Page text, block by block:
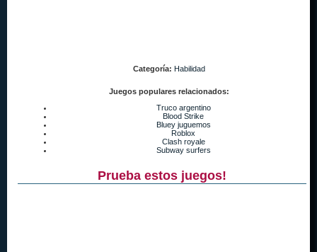
Categoría: Habilidad
Juegos populares relacionados:
Truco argentino
Blood Strike
Bluey juguemos
Roblox
Clash royale
Subway surfers
Prueba estos juegos!